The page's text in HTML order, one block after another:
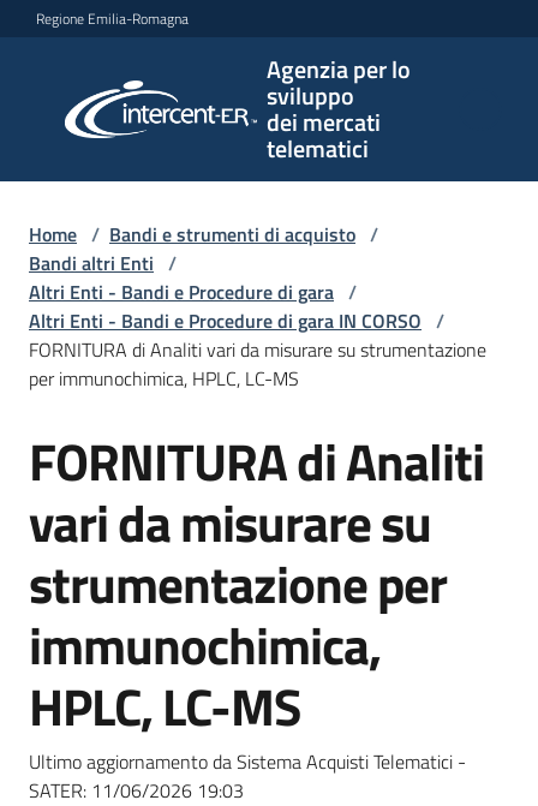
Vai al contenuto
Vai alla navigazione
Vai al footer
Regione Emilia-Romagna
Agenzia per lo
sviluppo
dei mercati
telematici
per lo
sviluppo
telematici
L'Agenzia
Bandi
e
di
Supporto
telematiche
Home / Bandi e strumenti di acquisto /
Bandi altri Enti /
Altri Enti - Bandi e Procedure di gara /
Altri Enti - Bandi e Procedure di gara IN CORSO /
FORNITURA di Analiti vari da misurare su strumentazione
per immunochimica, HPLC, LC-MS
Salta al contenuto
FORNITURA di Analiti
vari da misurare su
strumentazione per
immunochimica,
HPLC, LC-MS
Ultimo aggiornamento da Sistema Acquisti Telematici -
SATER: 11/06/2026 19:03